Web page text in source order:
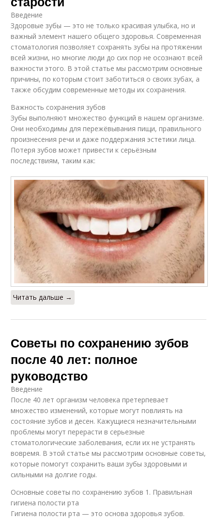
Введение
Здоровые зубы — это не только красивая улыбка, но и
важный элемент нашего общего здоровья. Современная
стоматология позволяет сохранять зубы на протяжении
всей жизни, но многие люди до сих пор не осознают всей
важности этого. В этой статье мы рассмотрим основные
причины, по которым стоит заботиться о своих зубах, а
также обсудим современные методы их сохранения.
Важность сохранения зубов
Зубы выполняют множество функций в нашем организме.
Они необходимы для пережёвывания пищи, правильного
произнесения речи и даже поддержания эстетики лица.
Потеря зубов может привести к серьёзным
последствиям, таким как:
Читать дальше →
Советы по сохранению зубов
после 40 лет: полное
руководство
Введение
После 40 лет организм человека претерпевает
множество изменений, которые могут повлиять на
состояние зубов и десен. Кажущиеся незначительными
проблемы могут перерасти в серьезные
стоматологические заболевания, если их не устранять
вовремя. В этой статье мы рассмотрим основные советы,
которые помогут сохранить ваши зубы здоровыми и
сильными на долгие годы.
Основные советы по сохранению зубов 1. Правильная
гигиена полости рта
Гигиена полости рта — это основа здоровья зубов.